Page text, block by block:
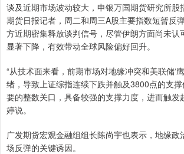
谈及近期市场波动较大，申银万国期货研究所股
期货日报记者，周二和周三A股主要指数短暂反
方近期密集释放谈判信号，尽管伊朗方面尚未认
显著下降，有效带动全球风险偏好回升。
“从技术面来看，前期市场对地缘冲突和美联储‘
绪，导致上证综指连续下跌并触及3800点的支
要的整数关口，具备较强的支撑力度，进而触发
婷说。
广发期货宏观金融组组长陈尚宇也表示，地缘政
场反弹的关键诱因。